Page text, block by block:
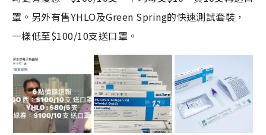
罩。另外有售YHLO及Green Spring的快速測試套裝，
一樣低至$100/10支送口罩。